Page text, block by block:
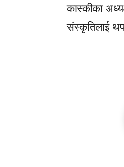
कास्कीका
संस्कृतिलाई